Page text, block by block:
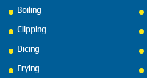
Boiling
Clipping
Dicing
Frying